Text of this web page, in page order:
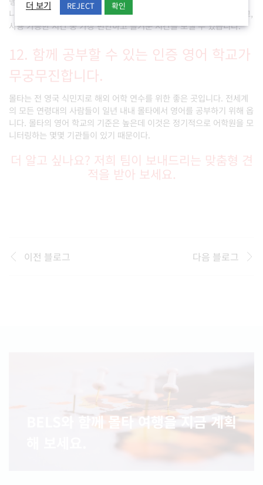
니다. 또한 하루에도 몇 번씩 숙소를 쉽게 오갈 수 있습니다. 실용적이고,
사용 가능한 시간 중 가장 편안하고 즐거운 시간을 보낼 수 있습니다.
12. 함께 공부할 수 있는 인증 영어 학교가
무궁무진합니다.
몰타는 전 영국 식민지로 해외 어학 연수를 위한 좋은 곳입니다. 전세계
의 모든 연령대의 사람들이 일년 내내 몰타에서 영어를 공부하기 위해 옵
니다. 몰타의 영어 학교의 기준은 높은데 이것은 정기적으로 어학원을 모
니터링하는 몇몇 기관들이 있기 때문이다.
더 알고 싶나요? 저희 팀이 보내드리는 맞춤형 견
적을 받아 보세요.
이전 블로그 다음 블로그
BELS와 함께 몰타 여행을 지금 계획
더 보기 REJECT 확인